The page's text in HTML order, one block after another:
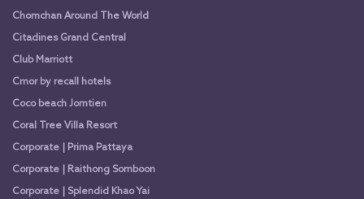
Chomchan Around The World
Citadines Grand Central
Club Marriott
Cmor by recall hotels
Coco beach Jomtien
Coral Tree Villa Resort
Corporate | Prima Pattaya
Corporate | Raithong Somboon
Corporate | Splendid Khao Yai